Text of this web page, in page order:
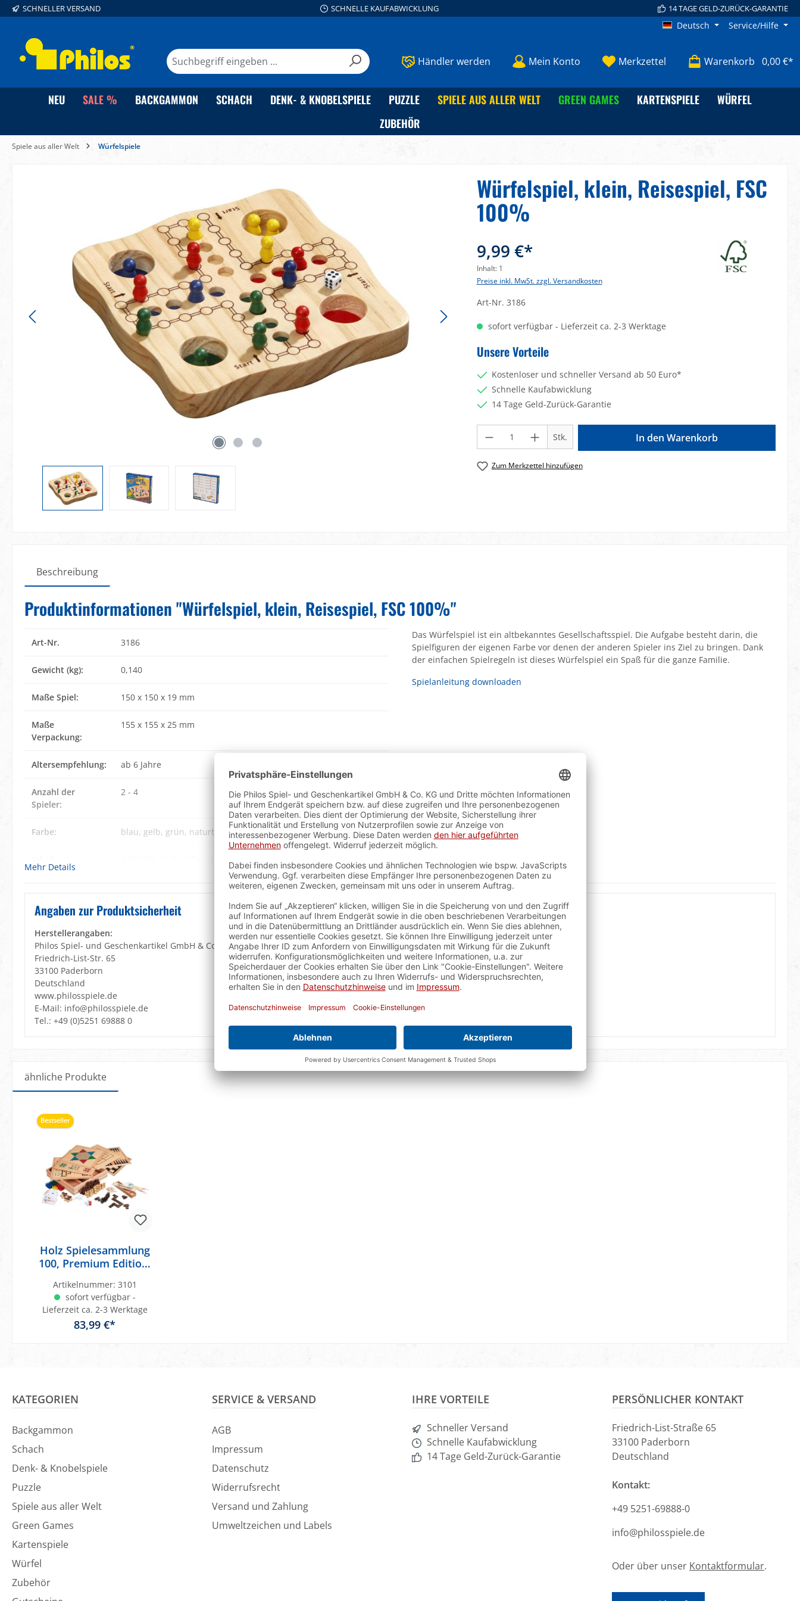
Zur Hauptnavigation springen
SCHNELLER VERSAND SCHNELLE KAUFABWICKLUNG 14 TAGE GELD-ZURÜCK-GARANTIE
Deutsch Service/Hilfe
Händler werden Mein Konto Merkzettel Warenkorb 0,00 €*
NEU SALE % BACKGAMMON SCHACH DENK- & KNOBELSPIELE PUZZLE SPIELE AUS ALLER WELT GREEN GAMES KARTENSPIELE
WÜRFEL
ZUBEHÖR
Spiele aus aller Welt Würfelspiele
Würfelspiel, klein, Reisespiel, FSC
100%
9,99 €*
Inhalt: 1
Preise inkl. MwSt. zzgl. Versandkosten
Art-Nr. 3186
sofort verfügbar - Lieferzeit ca. 2-3 Werktage
Unsere Vorteile
Kostenloser und schneller Versand ab 50 Euro*
Schnelle Kaufabwicklung
14 Tage Geld-Zurück-Garantie
Stk. In den Warenkorb
Zum Merkzettel hinzufügen
Beschreibung
Produktinformationen "Würfelspiel, klein, Reisespiel, FSC 100%"
Das Würfelspiel ist ein altbekanntes Gesellschaftsspiel. Die Aufgabe besteht darin, die
Spielfiguren der eigenen Farbe vor denen der anderen Spieler ins Ziel zu bringen. Dank
der einfachen Spielregeln ist dieses Würfelspiel ein Spaß für die ganze Familie.
Spielanleitung downloaden
Art-Nr. 3186
Gewicht (kg): 0,140
Maße Spiel: 150 x 150 x 19 mm
Maße
Verpackung:
155 x 155 x 25 mm
Altersempfehlung: ab 6 Jahre
Anzahl der
Spieler:
2 - 4
Farbe: blau, gelb, grün, naturbraun, rot
, 16 Spielfiguren (4 pro Farbe) , Spielbrett aus Holz
, Strategisches Denken, Taktisches Denken
Material: Kiefer
Spielanleitung: DE, GB, FR, ES, IT, NL, DK, SE, PL, RU
Spieldauer:
Verpackung:
Warnhinweis:
Achtung! Wegen verschluckbarer Kleinteile nicht für Kinder unter
Mehr Details
Angaben zur Produktsicherheit
Herstellerangaben:
Philos Spiel- und Geschenkartikel GmbH & Co. KG
Friedrich-List-Str. 65
33100 Paderborn
Deutschland
www.philosspiele.de
E-Mail: info@philosspiele.de
Tel.: +49 (0)5251 69888 0
ähnliche Produkte
Bestseller
Holz Spielesammlung
100, Premium Edition,
Artikelnummer: 3101
sofort verfügbar -
Lieferzeit ca. 2-3 Werktage
83,99 €*
KATEGORIEN
Backgammon
Schach
Denk- & Knobelspiele
Puzzle
Spiele aus aller Welt
Green Games
Kartenspiele
Würfel
Zubehör
SERVICE & VERSAND
AGB
Impressum
Datenschutz
Widerrufsrecht
Versand und Zahlung
Umweltzeichen und Labels
IHRE VORTEILE
Schneller Versand
Schnelle Kaufabwicklung
14 Tage Geld-Zurück-Garantie
PERSÖNLICHER KONTAKT
Friedrich-List-Straße 65
33100 Paderborn
Deutschland
Kontakt:
+49 5251-69888-0
info@philosspiele.de
Oder über unser Kontaktformular.